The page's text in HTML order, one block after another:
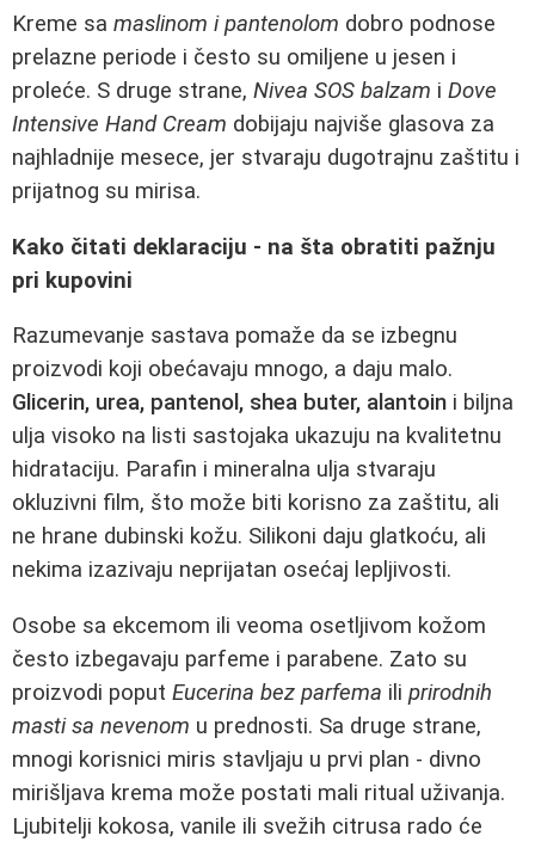
Kreme sa maslinom i pantenolom dobro podnose
prelazne periode i često su omiljene u jesen i
proleće. S druge strane, Nivea SOS balzam i Dove
Intensive Hand Cream dobijaju najviše glasova za
najhladnije mesece, jer stvaraju dugotrajnu zaštitu i
prijatnog su mirisa.
Kako čitati deklaraciju - na šta obratiti pažnju
pri kupovini
Razumevanje sastava pomaže da se izbegnu
proizvodi koji obećavaju mnogo, a daju malo.
Glicerin, urea, pantenol, shea buter, alantoin i biljna
ulja visoko na listi sastojaka ukazuju na kvalitetnu
hidrataciju. Parafin i mineralna ulja stvaraju
okluzivni film, što može biti korisno za zaštitu, ali
ne hrane dubinski kožu. Silikoni daju glatkoću, ali
nekima izazivaju neprijatan osećaj lepljivosti.
Osobe sa ekcemom ili veoma osetljivom kožom
često izbegavaju parfeme i parabene. Zato su
proizvodi poput Eucerina bez parfema ili prirodnih
masti sa nevenom u prednosti. Sa druge strane,
mnogi korisnici miris stavljaju u prvi plan - divno
mirišljava krema može postati mali ritual uživanja.
Ljubitelji kokosa, vanile ili svežih citrusa rado će